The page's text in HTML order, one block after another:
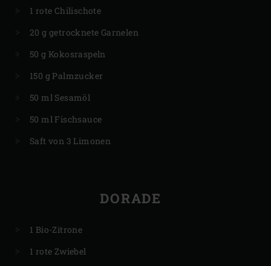
1 rote Chilischote
20 g getrocknete Garnelen
50 g Kokosraspeln
150 g Palmzucker
50 ml Sesamöl
50 ml Fischsauce
Saft von 3 Limonen
DORADE
1 Bio-Zitrone
1 rote Zwiebel